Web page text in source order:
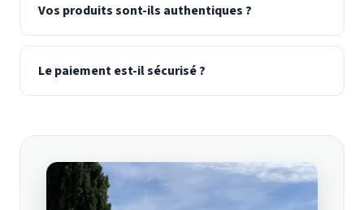
Vos produits sont-ils authentiques ?
Le paiement est-il sécurisé ?